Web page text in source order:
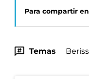
Para compartir
Temas